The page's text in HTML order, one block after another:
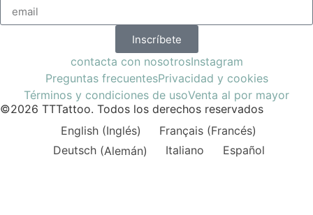
Inscríbete
contacta con nosotrosInstagram
Preguntas frecuentesPrivacidad y cookies
Términos y condiciones de usoVenta al por mayor
©2026 TTTattoo. Todos los derechos reservados
English (Inglés) Français (Francés)
Deutsch(Alemán) Italiano Español